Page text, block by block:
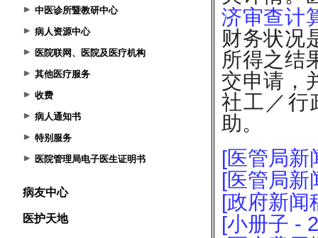
中医诊所暨教研中心
病人资源中心
医院联网、医院及医疗机构
其他医疗服务
收费
病人通知书
特别服务
医院管理局电子医生证明书
病友中心
医护天地